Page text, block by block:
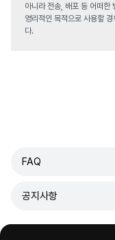
아니라 전송, 배포 등 어떠한
영리적인 목적으로 사용할
다.
FAQ
공지사항